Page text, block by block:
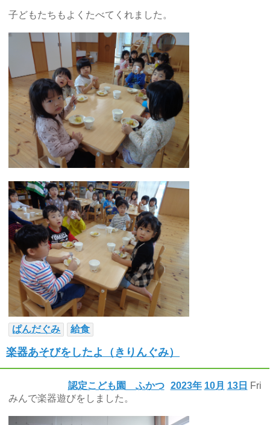
子どもたちもよくたべてくれました。
ぱんだぐみ 給食
楽器あそびをしたよ（きりんぐみ）
2023年 10月 13日 Fri
認定こども園 ふかつ
みんで楽器遊びをしました。